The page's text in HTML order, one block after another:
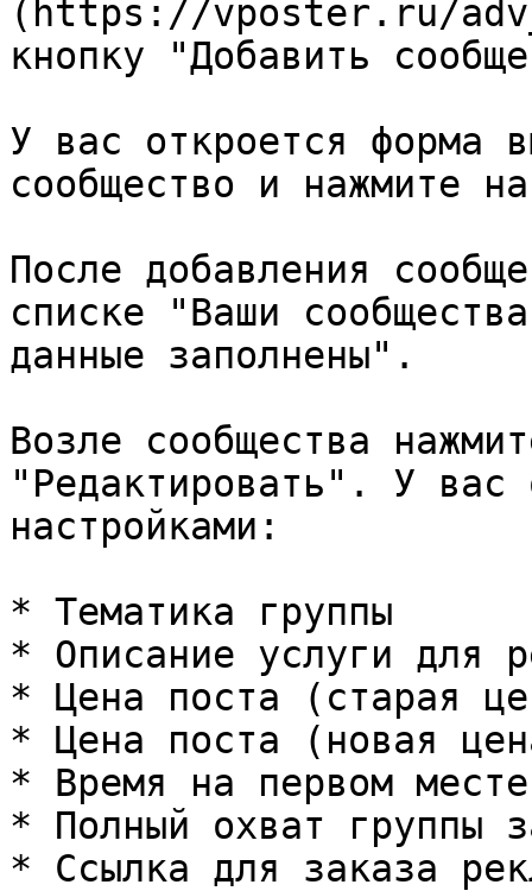
(https://vposter.ru/
кнопку "Добавить
У вас откроется форма
сообщество и нажмите
После добавления
списке "Ваши
данные заполнены".
Возле сообщества
"Редактировать". У вас
настройками:
* Тематика группы
* Описание услуги для
* Цена поста (старая
* Цена поста (новая
* Время на первом
* Полный охват группы
* Ссылка для заказа